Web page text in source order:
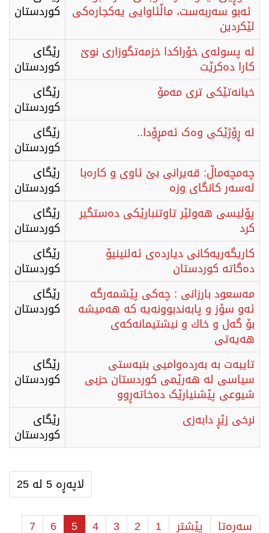
ئەبو سەربەست، ماڵئاوایی یەکجارەکی
لێکردین
كوردستان
لە پسولەی خۆراكدا خزمەتگوزاری نوێ‌
كارا دەکرێت
رێگای
كوردستان
خیانەتێکی تری مەمۆ
رێگای
كوردستان
لە ڕۆژێکی وەک ئەمڕۆدا..
رێگاى
كوردستان
چەمچەماڵ: قەیرانی بێ ئاوی و کارەبا
لەسەر کانگای وزە
رێگای
كوردستان
پۆلیسی هەولێر تاوتنبارێكی دەستگیر
كرد
رێگای
كوردستان
كاریگەریەكانی دیاردەی ئەلنینیۆ
دەگاتە كوردستان
رێگای
كوردستان
مەسعود بارزانی : چەكی پێشمەرگە
ئەو سۆز و پابەندبوونەیە كە هەمیشە
بۆ گەل و خاك و نیشتیمانەكەی
هەیەتی
رێگای
كوردستان
تایبەت بە بەردەوامیی بنبەستی
سیاسی لە هەرێمی کوردستان حزبی
شیوعی پێشنیارێک دەخاتەڕوو
رێگای
كوردستان
نرخی زێڕ دابەزی
رێگای
كوردستان
لاپەڕە 5 لە 25
سەرەتا پێشتر 1
2
3
4
5
6
7